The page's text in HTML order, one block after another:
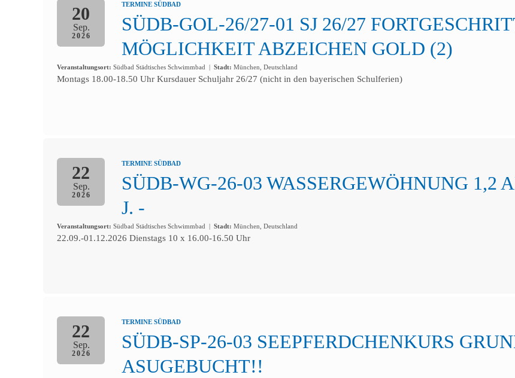
20
Sep.
2026
TERMINE SÜDBAD
SÜDB-GOL-26/27-01 SJ 26/27
MÖGLICHKEIT ABZEICHEN GOLD (2)
Veranstaltungsort: Südbad Städtisches Schwimmbad Stadt: München, Deutschland
Montags 18.00-18.50 Uhr Kursdauer Schuljahr 26/27 (nicht in den bayerischen Schulferien)
22
Sep.
2026
TERMINE SÜDBAD
SÜDB-WG-26-03 WASSERGEWÖHNUNG 1,2
J. -
Veranstaltungsort: Südbad Städtisches Schwimmbad | Stadt: München, Deutschland
22.09.-01.12.2026 Dienstags 10 x 16.00-16.50 Uhr
22
Sep.
2026
TERMINE SÜDBAD
SÜDB-SP-26-03 SEEPFERDCHENKURS
ASUGEBUCHT!!